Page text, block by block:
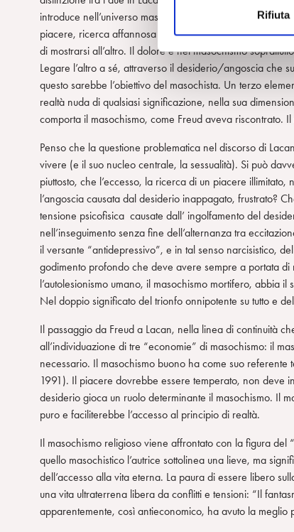
o
e
d
e
l
c
n
s
e
n
s
o
Rifiuta
introduce nell’universo masochistico accanto al
piacere, ricerca affannosa e incontentabile di un più di
di mostrarsi all’altro. Il dolore è nel masochismo
Legare l’altro a sé, attraverso il desiderio/angoscia che
questo sarebbe l’obiettivo del masochista. Un terzo
realtà nuda di qualsiasi significazione, nella sua
comporta il masochismo, come Freud aveva riscontrato.
Penso che la questione problematica nel discorso di
vivere (e il suo nucleo centrale, la sessualità). Si può
piuttosto, che l’eccesso, la ricerca di un piacere
l’angoscia causata dal desiderio inappagato, frustrato?
tensione psicofisica causate dall’ ingolfamento del
nell’inseguimento senza fine dell’alternanza tra
il versante “antidepressivo”, e in tal senso narcisistico,
godimento profondo che deve avere sempre a portata di
l’autolesionismo umano, il masochismo mortifero, abbia
Nel doppio significato del trionfo onnipotente su tutto e
Il passaggio da Freud a Lacan, nella linea di continuità
all’individuazione di tre “economie” di masochismo: il
necessario. Il masochismo buono ha come suo
1991). Il piacere dovrebbe essere temperato, non deve
desiderio gioca un ruolo determinante il masochismo. Il
puro e faciliterebbe l’accesso al principio di realtà.
Il masochismo religioso viene affrontato con la figura del
quello masochistico l’autrice sottolinea una lieve, ma
dell’accesso alla vita eterna. La paura di essere libero
una vita ultraterrena libera da conflitti e tensioni: “Il
apparentemente, così antieconomico, ha avuto la